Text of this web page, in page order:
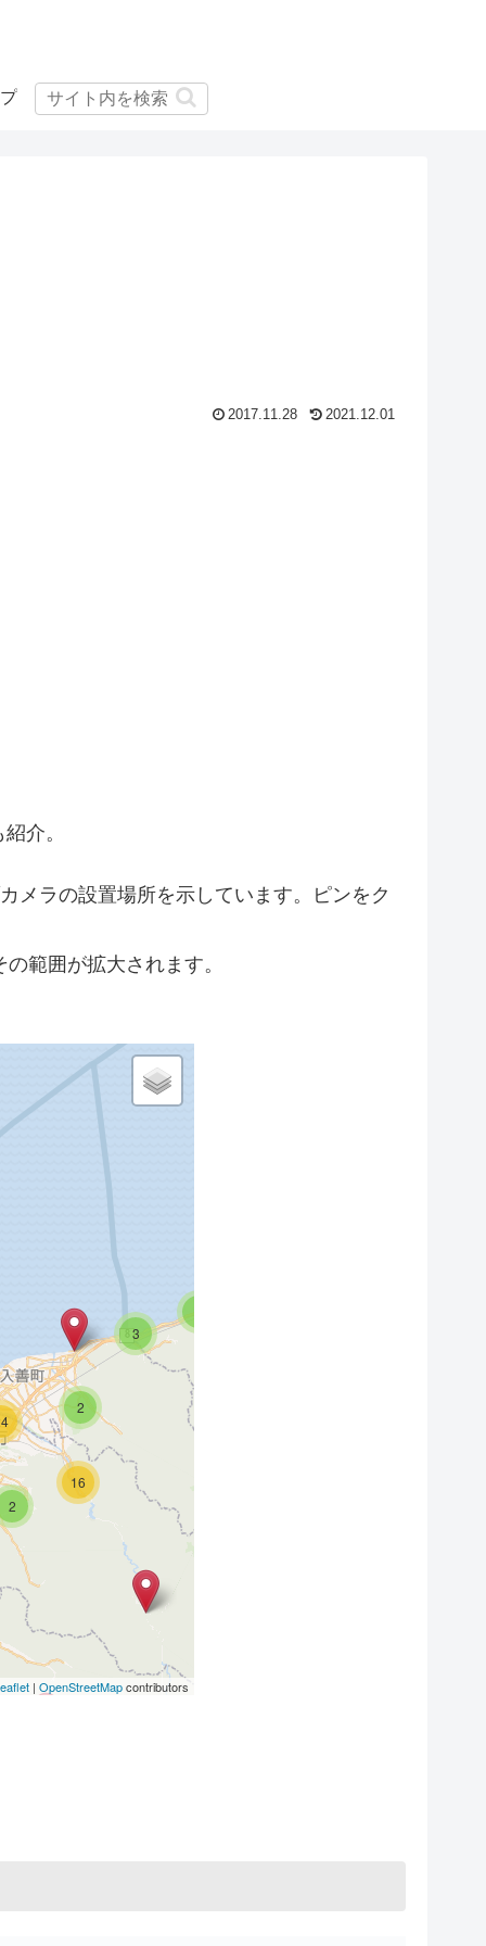
2017.11.28 2021.12.01
介。
メラの設置場所を示しています。ピンをク
範囲が拡大されます。
3
2
2
16
| OpenStreetMapcontributors